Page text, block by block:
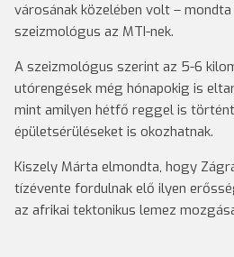
városának közelében volt –
szeizmológus az MTI-nek.
A szeizmológus szerint az 5-6
utórengések még hónapokig is
mint amilyen hétfő reggel is
épületsérüléseket is okozhatnak.
Kiszely Márta elmondta, hogy
tízévente fordulnak elő ilyen
az afrikai tektonikus lemez